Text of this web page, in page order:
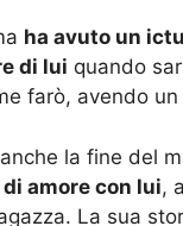
ha avuto un
di lui quando
farò, avendo
la fine del
amore con lui,
La sua